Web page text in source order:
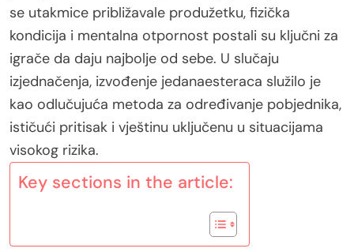
se utakmice približavale produžetku, fizička
kondicija i mentalna otpornost postali su ključni za
igrače da daju najbolje od sebe. U slučaju
izjednačenja, izvođenje jedanaesteraca služilo je
kao odlučujuća metoda za određivanje pobjednika,
ističući pritisak i vještinu uključenu u situacijama
visokog rizika.
Key sections in the article: